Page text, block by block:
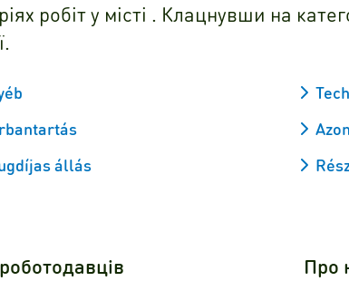
робіт у місті . Клацнувши на
állás
Про